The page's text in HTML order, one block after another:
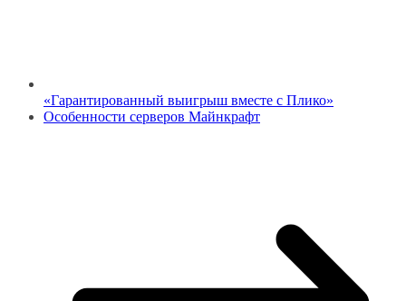
«Гарантированный выигрыш вместе с Плико»
Особенности серверов Майнкрафт